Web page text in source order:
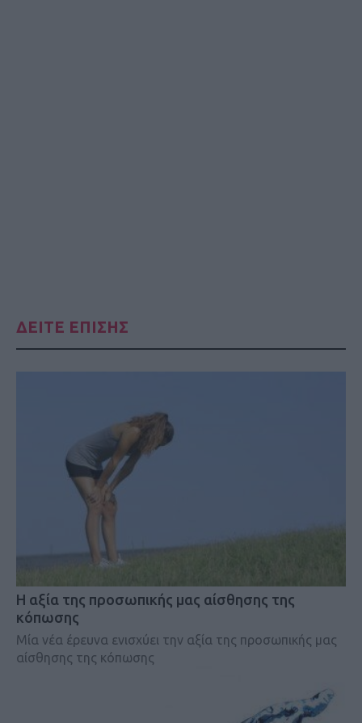
ΔΕΙΤΕ ΕΠΙΣΗΣ
Η αξία της προσωπικής μας αίσθησης της
κόπωσης
Μία νέα έρευνα ενισχύει την αξία της προσωπικής μας
αίσθησης της κόπωσης